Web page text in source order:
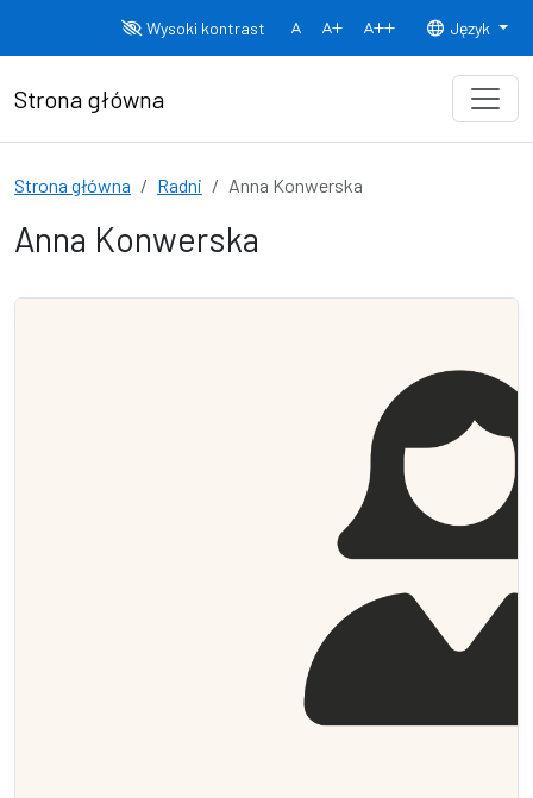
Wysoki kontrast
Normalny rozmiar czcionki
Rozmiar czcionki 150% Rozmiar
Język
Strona główna
Strona główna Radni Anna Konwerska
Anna Konwerska